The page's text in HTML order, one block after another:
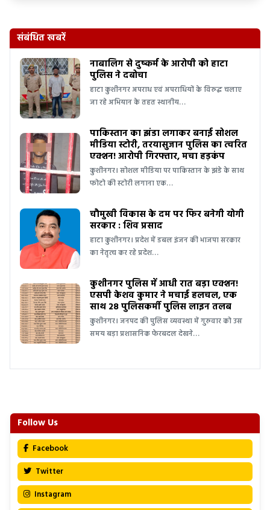
संबंधित खबरें
नाबालिग से दुष्कर्म के आरोपी को हाटा
पुलिस ने दबोचा
हाटा कुशीनगर अपराध एवं अपराधियों के विरुद्ध चलाए
जा रहे अभियान के तहत स्थानीय…
पाकिस्तान का झंडा लगाकर बनाई सोशल
मीडिया स्टोरी, तरयासुजान पुलिस का त्वरित
एक्शन! आरोपी गिरफ्तार, मचा हड़कंप
कुशीनगर। सोशल मीडिया पर पाकिस्तान के झंडे के साथ
फोटो की स्टोरी लगाना एक…
चौमुखी विकास के दम पर फिर बनेगी योगी
सरकार : शिव प्रसाद
हाटा कुशीनगर। प्रदेश में डबल इंजन की भाजपा सरकार
का नेतृत्व कर रहे प्रदेश…
कुशीनगर पुलिस में आधी रात बड़ा एक्शन!
एसपी केशव कुमार ने मचाई हलचल, एक
साथ 28 पुलिसकर्मी पुलिस लाइन तलब
कुशीनगर। जनपद की पुलिस व्यवस्था में गुरुवार को उस
समय बड़ा प्रशासनिक फेरबदल देखने…
Follow Us
Facebook
Twitter
Instagram